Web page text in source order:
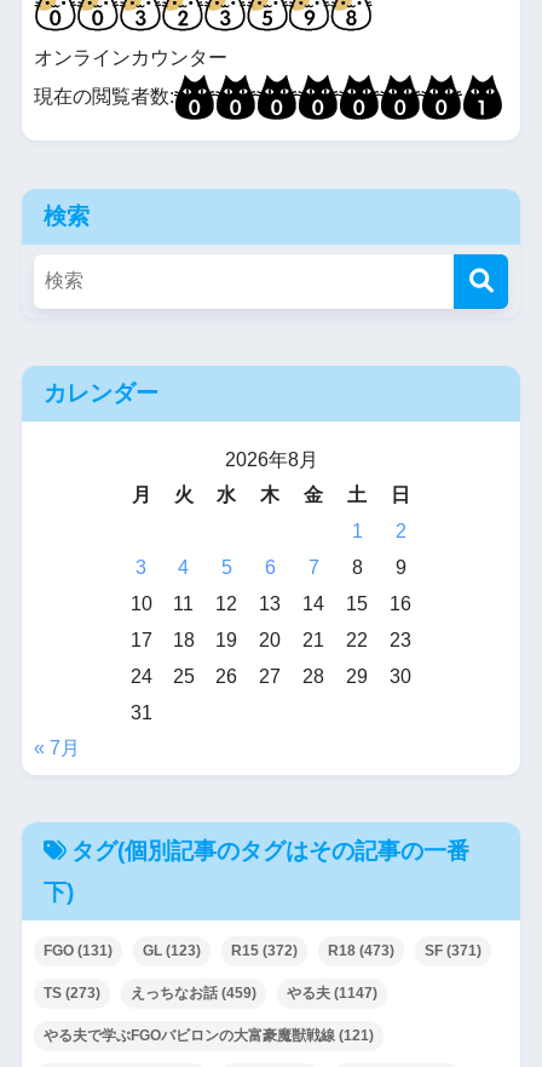
オンラインカウンター
現在の閲覧者数:
検索
カレンダー
2026年8月
月
火 水 木 金 土
日
1
2
3
4 5 6 7 8
9
10
11 12 13 14 15
16
17
18 19 20 21 22
23
24
25 26 27 28 29
30
31
« 7月
タグ(個別記事のタグはその記事の一番
下)
FGO(131) GL(123) R15(372) R18(473) SF(371)
TS(273) えっちなお話(459) やる夫(1147)
やる夫で学ぶFGOバビロンの大富豪魔獣戦線(121)